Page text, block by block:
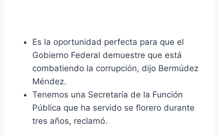
Es la oportunidad perfecta para que el
Gobierno Federal demuestre que está
combatiendo la corrupción, dijo Bermúdez
Méndez.
Tenemos una Secretaría de la Función
Pública que ha servido se florero durante
tres años, reclamó.